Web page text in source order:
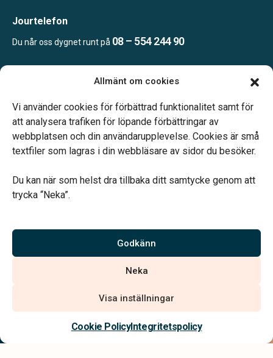
Allmänt om cookies
Vi använder cookies för förbättrad funktionalitet samt för
att analysera trafiken för löpande förbättringar av
webbplatsen och din användarupplevelse. Cookies är små
textfiler som lagras i din webbläsare av sidor du besöker.
Du kan när som helst dra tillbaka ditt samtycke genom att
trycka “Neka”.
Godkänn
Neka
Visa inställningar
Cookie PolicyIntegritetspolicy
Kontakta oss
Jourtelefon
Du når oss dygnet runt på 08 – 554 244 90
Mån & Ons: 13.30 – 16.30
Annan tid efter överenskommelse
Vi är auktoriserade av Sveriges Begravningsbyråers Förbund och
har högt ställda krav på utbildning, kvalitet, miljö och arbetsmiljö.